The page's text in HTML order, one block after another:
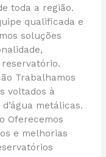
toda a região.
qualificada e
soluções
Trabalhamos
voltados à
metálicas.
Oferecemos
e melhorias